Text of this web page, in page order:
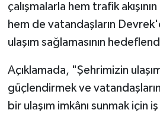
çalışmalarla hem trafik
hem de vatandaşların
ulaşım sağlamasının
Açıklamada, "Şehrimizin ulaşım
güçlendirmek ve
bir ulaşım imkânı sunmak için
Politika
Röportaj